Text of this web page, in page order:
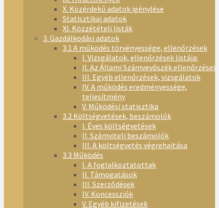
X. Közérdekű adatok igénylése
Statisztikai adatok
XI. Közzétételi listák
3. Gazdálkodási adatok
3.1 A működés törvényessége, ellenőrzések
I. Vizsgálatok, ellenőrzések listája:
II. Az Állami Számvevőszék ellenőrzései
III. Egyéb ellenőrzések, vizsgálatok
IV. A működés eredményessége,
teljesítmény
V. Működési statisztika
3.2 Költségvetések, beszámolók
I. Éves költségvetések
II. Számviteli beszámolók
III. A költségvetés végrehajtása
3.3 Működés
I. A foglalkoztatottak
II. Támogatások
III. Szerződések
IV. Koncessziók
V. Egyéb kifizetések